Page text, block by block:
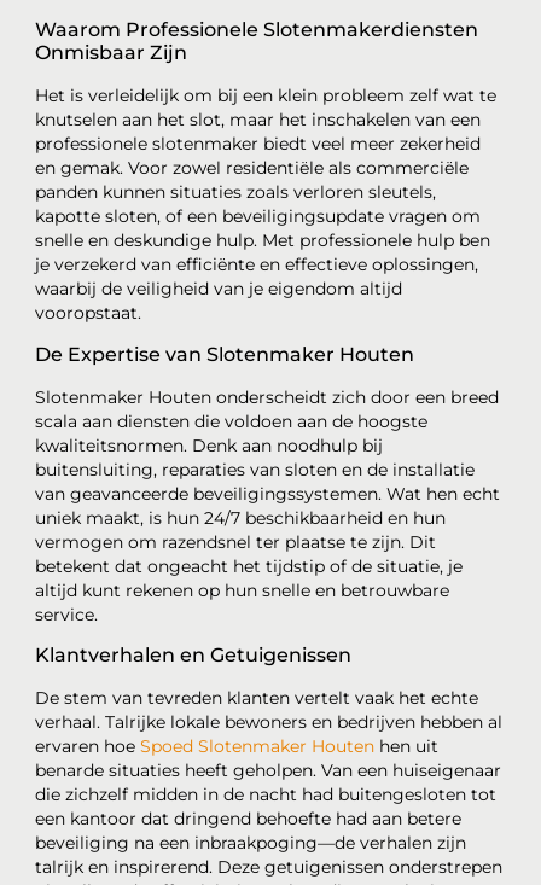
Waarom Professionele Slotenmakerdiensten
Onmisbaar Zijn
Het is verleidelijk om bij een klein probleem zelf wat te
knutselen aan het slot, maar het inschakelen van een
professionele slotenmaker biedt veel meer zekerheid
en gemak. Voor zowel residentiële als commerciële
panden kunnen situaties zoals verloren sleutels,
kapotte sloten, of een beveiligingsupdate vragen om
snelle en deskundige hulp. Met professionele hulp ben
je verzekerd van efficiënte en effectieve oplossingen,
waarbij de veiligheid van je eigendom altijd
vooropstaat.
De Expertise van Slotenmaker Houten
Slotenmaker Houten onderscheidt zich door een breed
scala aan diensten die voldoen aan de hoogste
kwaliteitsnormen. Denk aan noodhulp bij
buitensluiting, reparaties van sloten en de installatie
van geavanceerde beveiligingssystemen. Wat hen echt
uniek maakt, is hun 24/7 beschikbaarheid en hun
vermogen om razendsnel ter plaatse te zijn. Dit
betekent dat ongeacht het tijdstip of de situatie, je
altijd kunt rekenen op hun snelle en betrouwbare
service.
Klantverhalen en Getuigenissen
De stem van tevreden klanten vertelt vaak het echte
verhaal. Talrijke lokale bewoners en bedrijven hebben al
ervaren hoeSpoed Slotenmaker Houten hen uit
benarde situaties heeft geholpen. Van een huiseigenaar
die zichzelf midden in de nacht had buitengesloten tot
een kantoor dat dringend behoefte had aan betere
beveiliging na een inbraakpoging—de verhalen zijn
talrijk en inspirerend. Deze getuigenissen onderstrepen